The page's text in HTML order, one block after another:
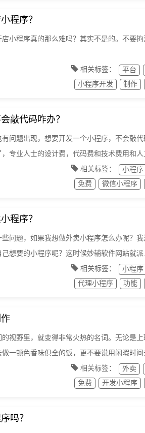
程序？
小程序​真的那么难吗？其实不是的。不要
相关标签： 平台
小程序开发
制作
敲代码咋办？
问题出现，想要开发一个小程序，不会敲
专业人士的设计费，代码费和技术费用和
相关标签： 小程序
免费
微信小程序
程序？
问题，如果我想做外卖小程序怎么办呢？
想要的小程序呢？这时候妙辅软件网站就派
相关标签： 小程序
代理小程序
功能
视野里，就变得非常火热的名词。无论是
一顿色香味俱全的饭，更不要说用闲暇时间
相关标签： 外卖
免费
开发小程序
吗？